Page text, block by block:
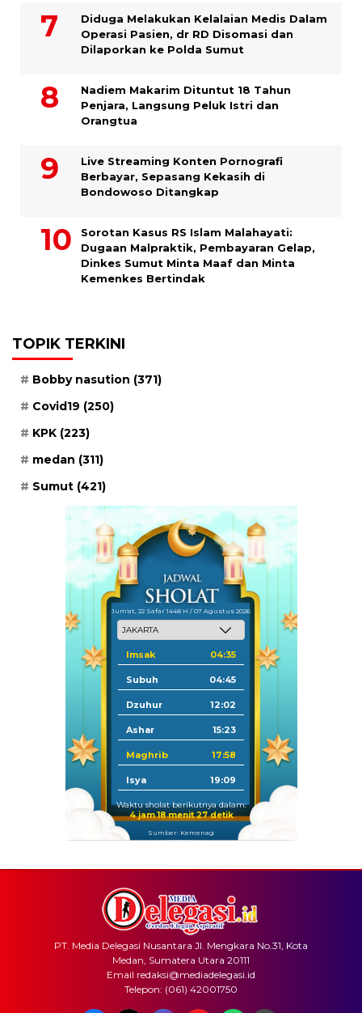
Diduga Melakukan Kelalaian Medis Dalam
Operasi Pasien, dr RD Disomasi dan
Dilaporkan ke Polda Sumut
​Nadiem Makarim Dituntut 18 Tahun
Penjara, Langsung Peluk Istri dan
Orangtua
Live Streaming Konten Pornografi
Berbayar, Sepasang Kekasih di
Bondowoso Ditangkap
Sorotan Kasus RS Islam Malahayati:
Dugaan Malpraktik, Pembayaran Gelap,
Dinkes Sumut Minta Maaf dan Minta
Kemenkes Bertindak
TOPIK TERKINI
Bobby nasution (371)
Covid19 (250)
KPK (223)
medan (311)
Sumut (421)
Jum'at, 22 Safar 1448 H / 07 Agustus 2026
Imsak 04:35
Subuh 04:45
Dzuhur 12:02
Ashar 15:23
Maghrib 17:58
Isya 19:09
Waktu sholat berikutnya dalam:
4 jam 18 menit 27 detik
Sumber: Kemenag
PT. Media Delegasi Nusantara Jl. Mengkara No.31, Kota
Medan, Sumatera Utara 20111
Email redaksi@mediadelegasi.id
Telepon: (061) 42001750